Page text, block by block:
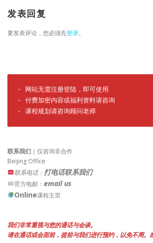
发表回复
要发表评论，您必须先登录。
· 网站无需注册登陆，即可使用
· 付费加密内容或福利资料请咨询
· 课程规划请咨询顾问老师
联系我们 ｜仅咨询非合作
Beijing Office
联系电话： 打电话联系我们
官方电邮： email us
Online课程主页
我们非常重视与您的通话与会谈。
请在通话或会面前，提前与我们进行预约，以免不周。